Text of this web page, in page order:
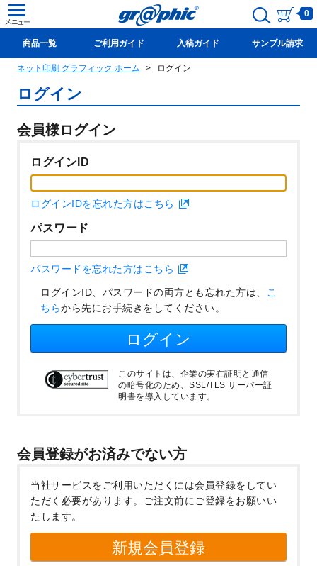
0
商品一覧 ご利用ガイド 入稿ガイド サンプル請求
新規会員登録(無料)
ネット印刷 グラフィック ホーム ログイン
ログイン
会員様ログイン
ログインID
ログインIDを忘れた方はこちら
パスワード
パスワードを忘れた方はこちら
ログインID、パスワードの両方とも忘れた方は、 こ
ちらから先にお手続きをしてください。
ログイン
このサイトは、企業の実在証明と通信
の暗号化のため、SSL/TLS サーバー証
明書を導入しています。
会員登録がお済みでない方
当社サービスをご利用いただくには会員登録をしてい
ただく必要があります。
ご注文前にご登録をお願いい
たします。
新規会員登録